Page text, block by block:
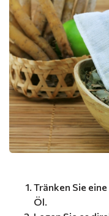
Tränken Sie
Öl.